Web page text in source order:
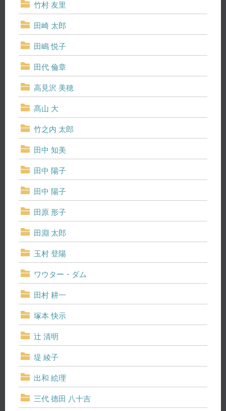
竹村 友里
田崎 太郎
田嶋 悦子
田代 倫章
高見沢 美穂
髙山 大
竹之内 太郎
田中 知美
田中 陽子
田中 陽子
田原 形子
田淵 太郎
玉村 登陽
ワウター・ダム
田村 耕一
塚本 快示
辻 清明
堤 綾子
出和 絵理
三代 德田 八十吉